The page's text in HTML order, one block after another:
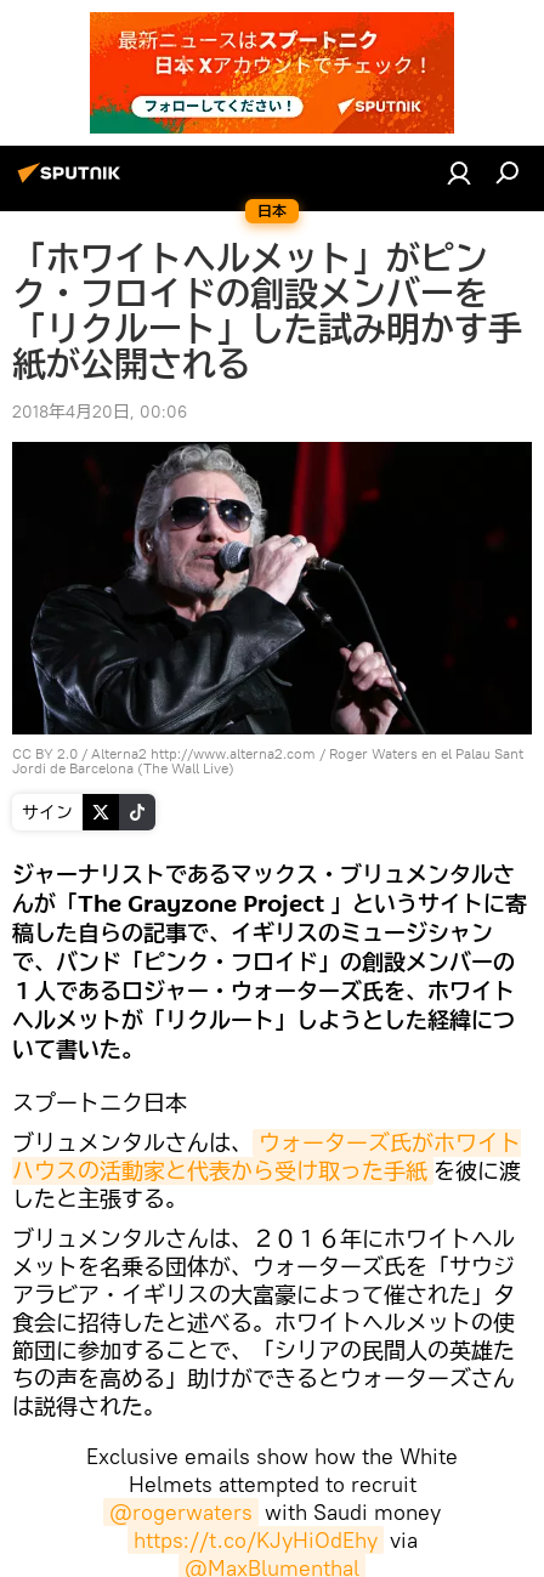
日本
「ホワイトヘルメット」がピン
ク・フロイドの創設メンバーを
「リクルート」した試み明かす手
紙が公開される
2018年4月20日, 00:06
CC BY 2.0 / Alterna2 http://www.alterna2.com / Roger Waters en el Palau Sant
Jordi de Barcelona (The Wall Live)
サイン
ジャーナリストであるマックス・ブリュメンタルさ
んが「The Grayzone Project 」というサイトに寄
稿した自らの記事で、イギリスのミュージシャン
で、バンド「ピンク・フロイド」の創設メンバーの
１人であるロジャー・ウォーターズ氏を、ホワイト
ヘルメットが「リクルート」しようとした経緯につ
いて書いた。
スプートニク日本
ブリュメンタルさんは、
ウォーターズ氏がホワイト
ハウスの活動家と代表から受け取った手紙 を彼に渡
したと主張する。
ブリュメンタルさんは、２０１６年にホワイトヘル
メットを名乗る団体が、ウォーターズ氏を「サウジ
アラビア・イギリスの大富豪によって催された」夕
食会に招待したと述べる。ホワイトヘルメットの使
節団に参加することで、「シリアの民間人の英雄た
ちの声を高める」助けができるとウォーターズさん
は説得された。
Exclusive emails show how the White
Helmets attempted to recruit
@rogerwaters with Saudi money
https://t.co/KJyHiOdEhy via
@MaxBlumenthal